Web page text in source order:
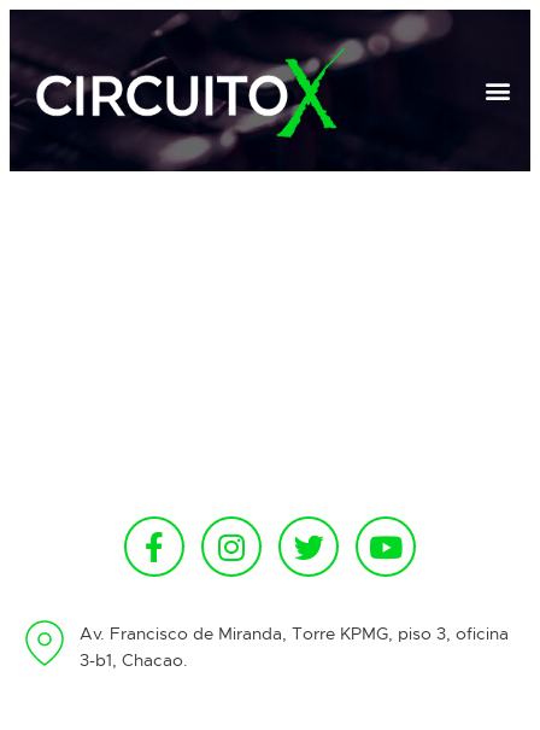
Av. Francisco de Miranda, Torre KPMG, piso 3, oficina
3-b1, Chacao.